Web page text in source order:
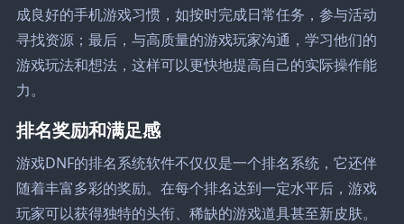
成良好的手机游戏习惯，如按时完成日常任务，参与活动
寻找资源；最后，与高质量的游戏玩家沟通，学习他们的
游戏玩法和想法，这样可以更快地提高自己的实际操作能
力。
排名奖励和满足感
游戏DNF的排名系统软件不仅仅是一个排名系统，它还伴
随着丰富多彩的奖励。在每个排名达到一定水平后，游戏
玩家可以获得独特的头衔、稀缺的游戏道具甚至新皮肤。